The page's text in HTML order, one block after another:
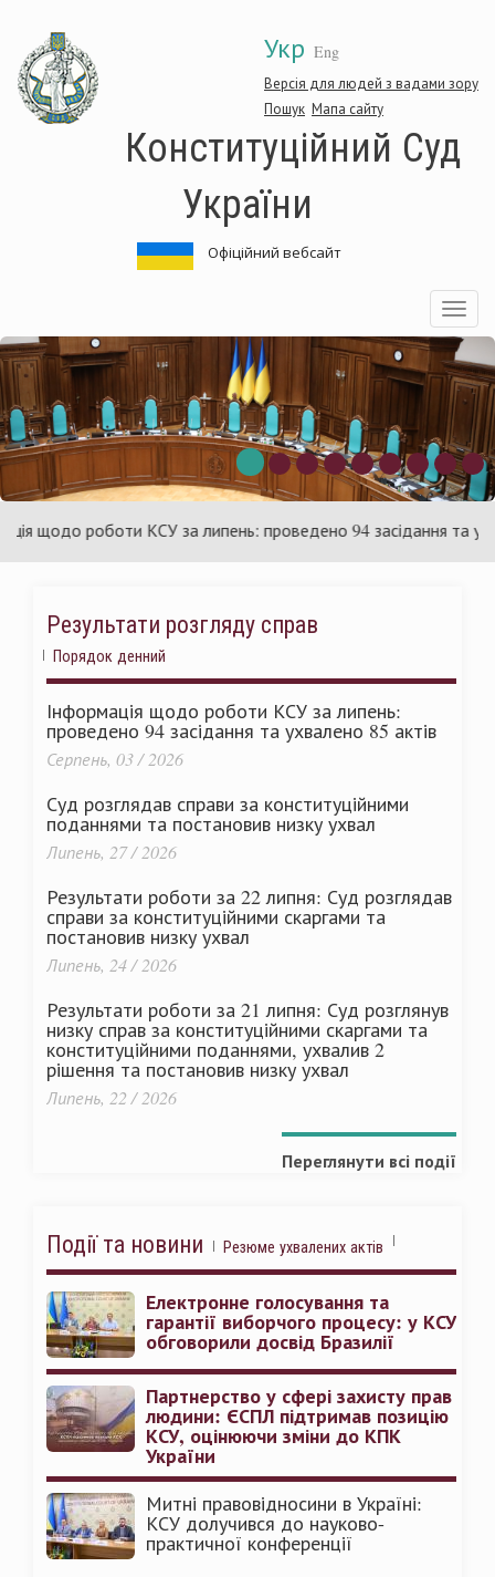
основного
матеріалу
Укр Eng
Версія для людей з вадами зору
Пошук Мапа сайту
Конституційний Суд
України
Офіційний вебсайт
Toggle
щодо роботи КСУ за липень: проведено 94 засідання та
Результати розгляду справ
Порядок денний
Інформація щодо роботи КСУ за липень:
проведено 94 засідання та ухвалено 85 актів
Серпень, 03 / 2026
Суд розглядав справи за конституційними
поданнями та постановив низку ухвал
Липень, 27 / 2026
Результати роботи за 22 липня: Суд розглядав
справи за конституційними скаргами та
постановив низку ухвал
Липень, 24 / 2026
Результати роботи за 21 липня: Суд розглянув
низку справ за конституційними скаргами та
конституційними поданнями, ухвалив 2
рішення та постановив низку ухвал
Липень, 22 / 2026
Переглянути всі події
Події та новини Резюме ухвалених актів
Електронне голосування та
гарантії виборчого процесу: у КСУ
обговорили досвід Бразилії
Партнерство у сфері захисту прав
людини: ЄСПЛ підтримав позицію
КСУ, оцінюючи зміни до КПК
України
Митні правовідносини в Україні:
КСУ долучився до науково-
практичної конференції